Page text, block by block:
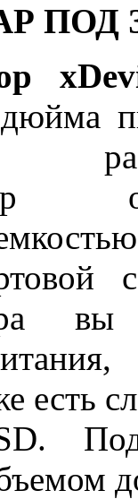
ПОД
есть